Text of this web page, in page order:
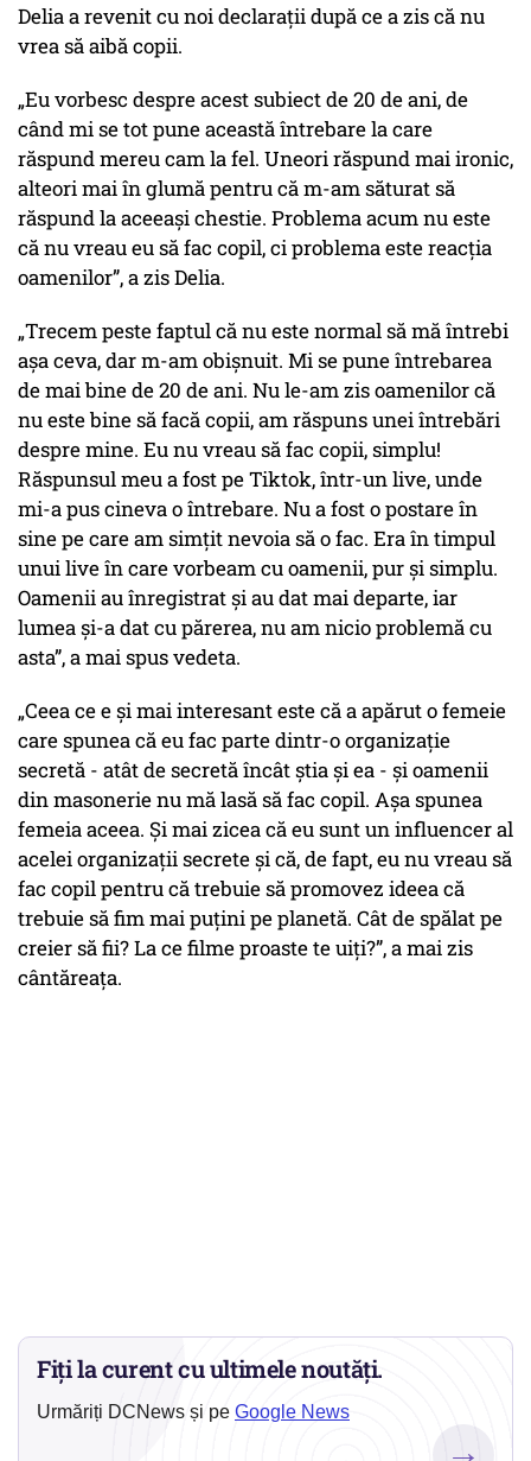
Delia a revenit cu noi declarații după ce a zis că nu
vrea să aibă copii.
„Eu vorbesc despre acest subiect de 20 de ani, de
când mi se tot pune această întrebare la care
răspund mereu cam la fel. Uneori răspund mai ironic,
alteori mai în glumă pentru că m-am săturat să
răspund la aceeași chestie. Problema acum nu este
că nu vreau eu să fac copil, ci problema este reacția
oamenilor”, a zis Delia.
„Trecem peste faptul că nu este normal să mă întrebi
așa ceva, dar m-am obișnuit. Mi se pune întrebarea
de mai bine de 20 de ani. Nu le-am zis oamenilor că
nu este bine să facă copii, am răspuns unei întrebări
despre mine. Eu nu vreau să fac copii, simplu!
Răspunsul meu a fost pe Tiktok, într-un live, unde
mi-a pus cineva o întrebare. Nu a fost o postare în
sine pe care am simțit nevoia să o fac. Era în timpul
unui live în care vorbeam cu oamenii, pur și simplu.
Oamenii au înregistrat și au dat mai departe, iar
lumea și-a dat cu părerea, nu am nicio problemă cu
asta”, a mai spus vedeta.
„Ceea ce e și mai interesant este că a apărut o femeie
care spunea că eu fac parte dintr-o organizație
secretă - atât de secretă încât știa și ea - și oamenii
din masonerie nu mă lasă să fac copil. Așa spunea
femeia aceea. Și mai zicea că eu sunt un influencer al
acelei organizații secrete și că, de fapt, eu nu vreau să
fac copil pentru că trebuie să promovez ideea că
trebuie să fim mai puțini pe planetă. Cât de spălat pe
creier să fii? La ce filme proaste te uiți?”, a mai zis
cântăreața.
Fiți la curent cu ultimele noutăți.
Urmăriți DCNews și pe Google News
→